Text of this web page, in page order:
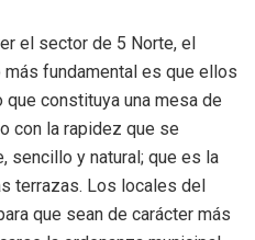
el sector de 5 Norte, el
fundamental es que ellos
constituya una mesa de
con la rapidez que se
sencillo y natural; que es la
terrazas. Los locales del
que sean de carácter más